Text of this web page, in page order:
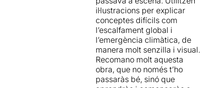
il·lustracions per explicar
conceptes difícils com
l’escalfament global i
l’emergència climàtica, de
manera molt senzilla i visual.
Recomano molt aquesta
obra, que no només t’ho
passaràs bé, sinó que